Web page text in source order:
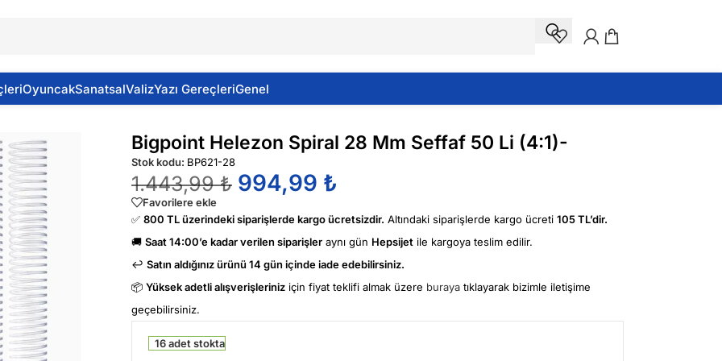
OyuncakSanatsalValizYazı GereçleriGenel
50 Li (4:1)-
Bigpoint Helezon Spiral 28 Mm Seffaf 50 Li (4:1)-
Stok kodu: BP621-28
1.443,99₺ 994,99 ₺
Favorilere ekle
✅ 800 TL üzerindeki siparişlerde kargo ücretsizdir. Altındaki siparişlerde kargo ücreti 105 TL’dir.
🚚 Saat 14:00’e kadar verilen siparişler aynı gün Hepsijet ile kargoya teslim edilir.
↩️ Satın aldığınız ürünü 14 gün içinde iade edebilirsiniz.
📦 Yüksek adetli alışverişleriniz için fiyat teklifi almak üzere buraya tıklayarak bizimle iletişime
geçebilirsiniz.
16 adet stokta